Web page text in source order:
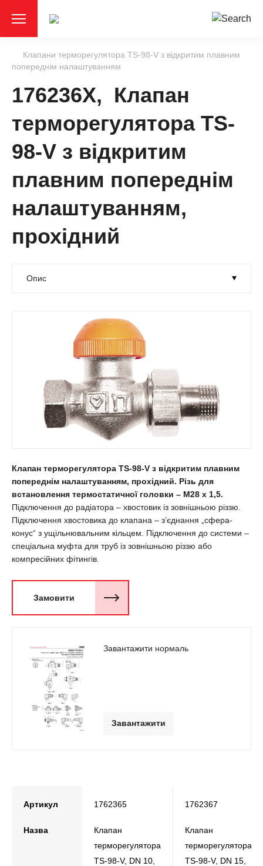
Клапани терморегулятора TS-98-V з відкритим плавним
попереднім налаштуванням
176236X, Клапан
терморегулятора TS-
98-V з відкритим
плавним попереднім
налаштуванням,
прохідний
Клапан терморегулятора TS-98-V з відкритим плавним
попереднім налаштуванням, прохідний. Різь для
встановлення термостатичної головки – М28 х 1,5.
Підключення до радіатора – хвостовик із зовнішньою різзю.
Підключення хвостовика до клапана – з’єднання „сфера-
конус“ з ущільнювальним кільцем. Підключення до системи –
спеціальна муфта для труб із зовнішньою різзю або
компресійних фітингів.
Замовити
Завантажити нормаль
Завантажити
Артикул 1762365 1762367
Назва
Клапан
терморегулятора
TS-98-V, DN 10,
Клапан
терморегулятора
TS-98-V, DN 15,